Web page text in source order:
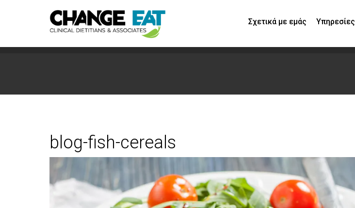
Σχετικά με εμάς Υπηρεσίες
blog-fish-cereals